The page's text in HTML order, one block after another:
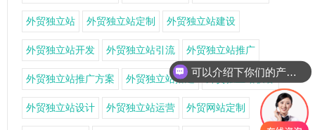
外贸独立站 外贸独立站定制 外贸独立站建设
外贸独立站开发 外贸独立站引流 外贸独立站推广
外贸独立站推广方案 外贸独立站搭建 外贸独立站获客
外贸独立站设计 外贸独立站运营 外贸网站定制
可以介绍下你们的产品么